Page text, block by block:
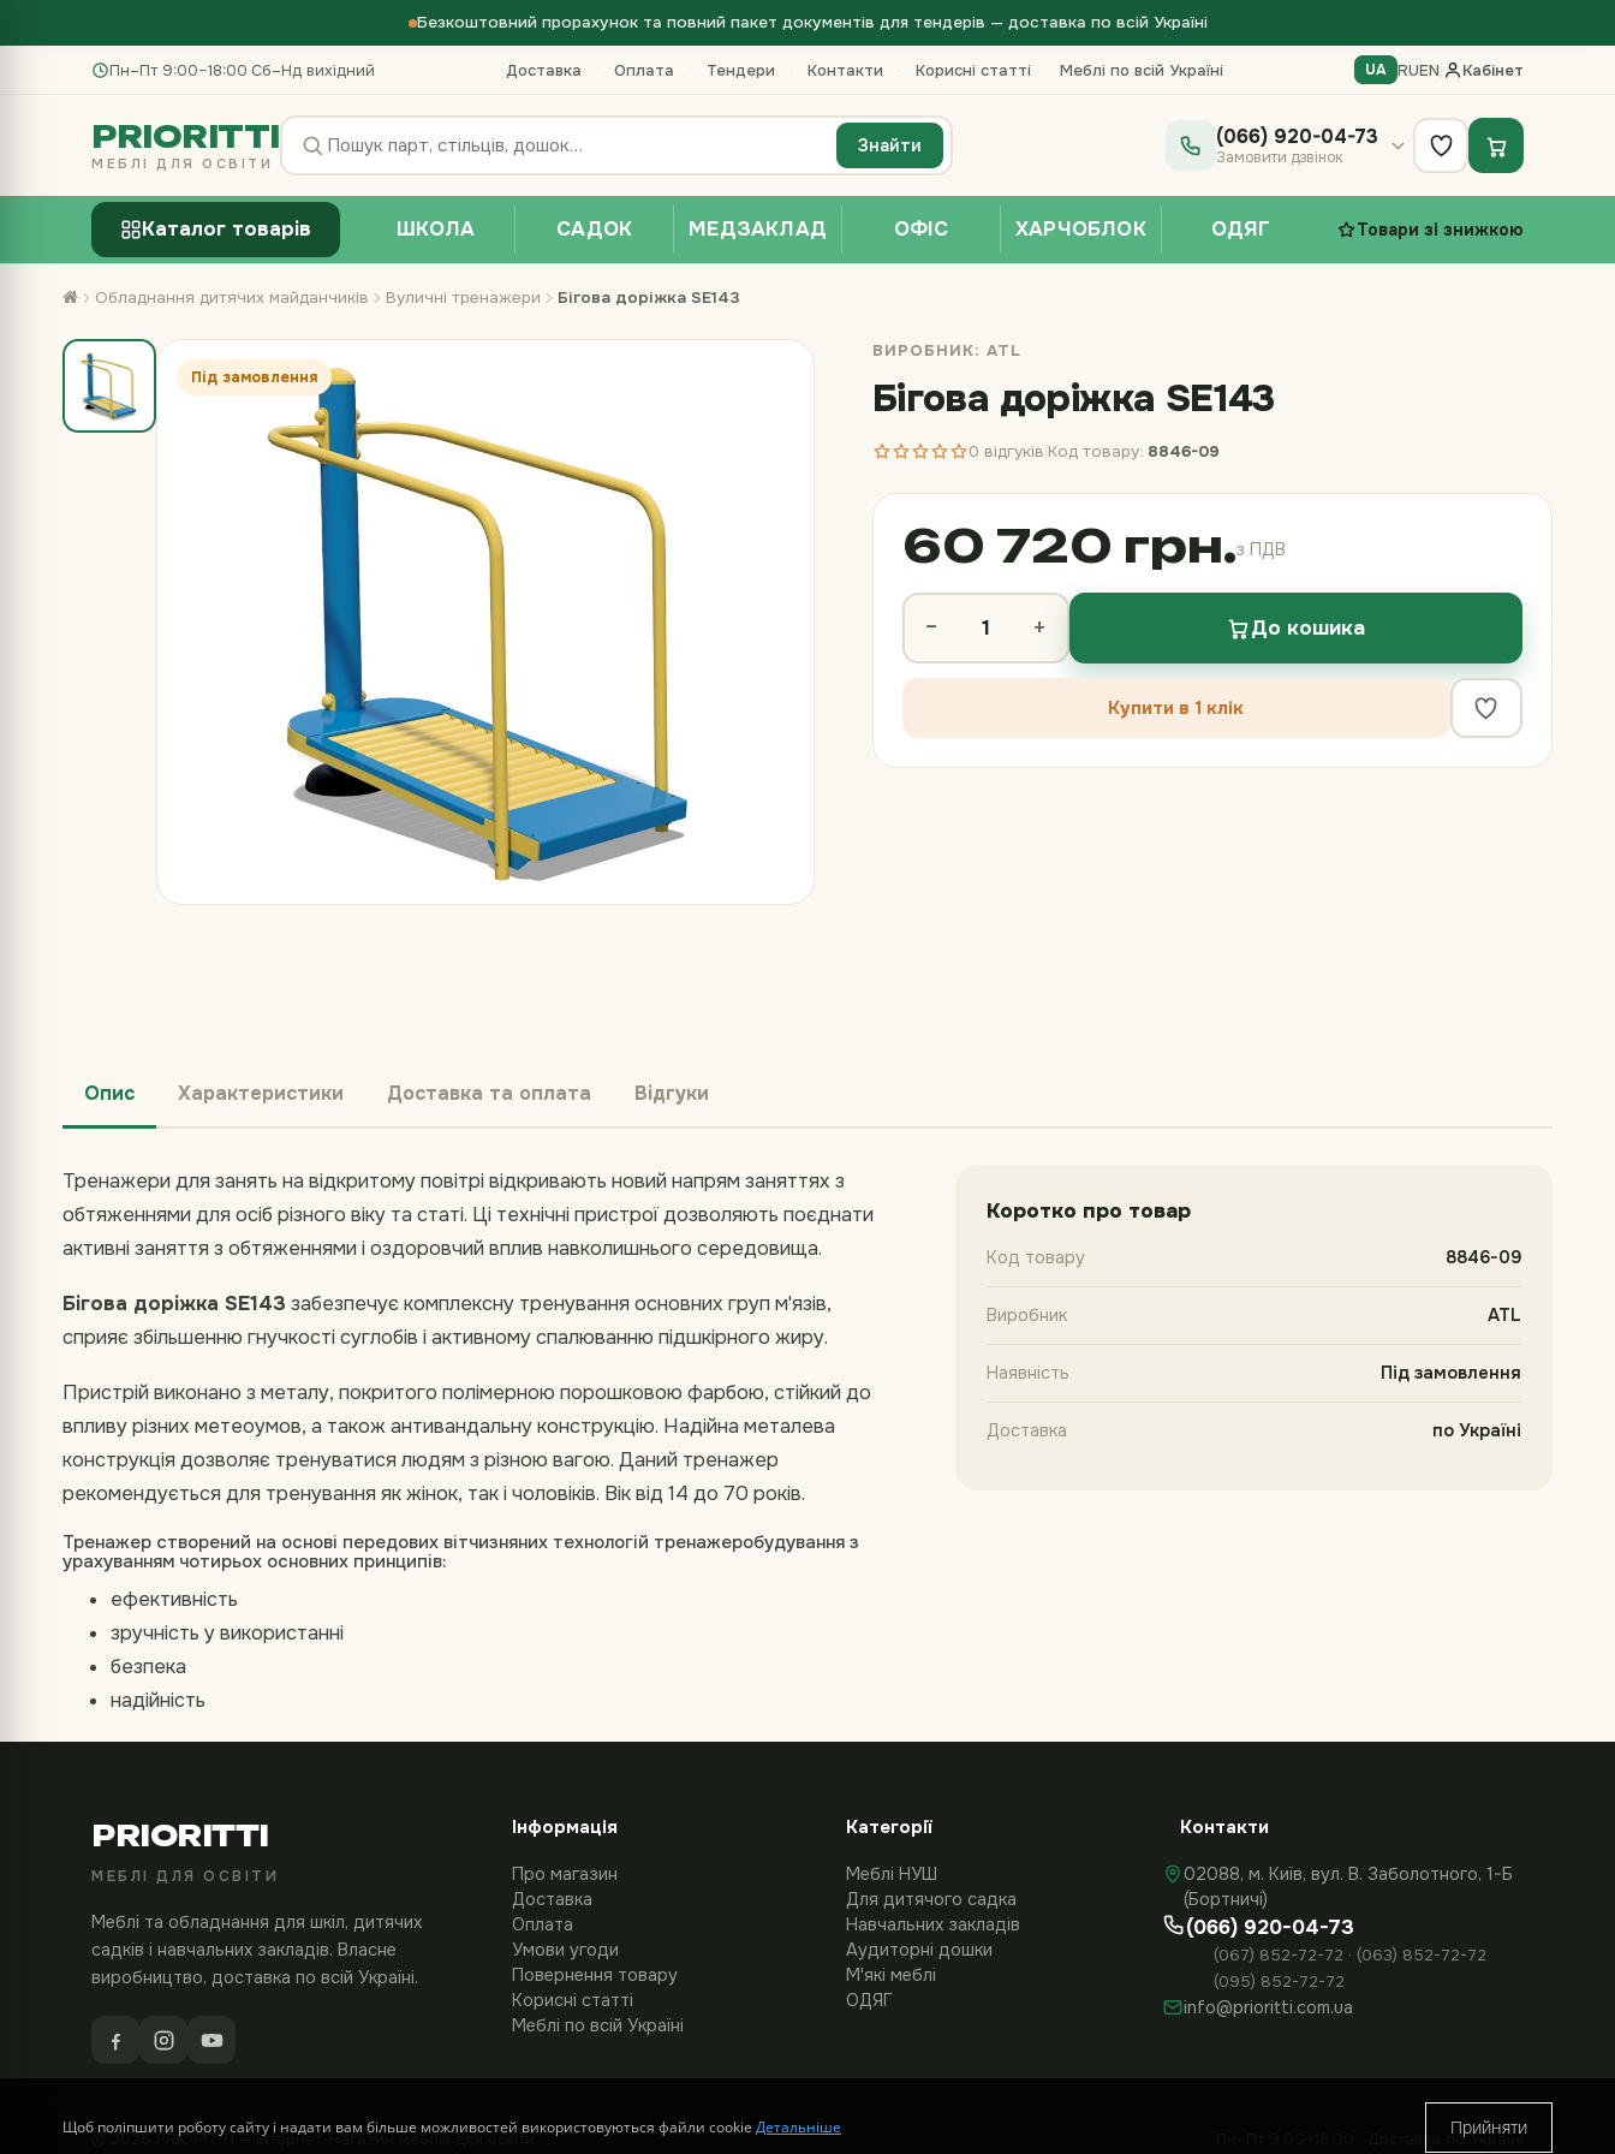
Безкоштовний прорахунок та повний пакет документів для тендерів — доставка по всій Україні
Пн–Пт 9:00–18:00·Сб–Нд вихідний Доставка · Оплата · Тендери · Контакти · Корисні статті Меблі по всій Україні UA RUEN Кабінет
PRIORITTI
МЕБЛІ ДЛЯ ОСВІТИ
Знайти (066) 920-04-73
Замовити дзвінок
Каталог товарів ШКОЛА САДОК МЕДЗАКЛАД ОФІС ХАРЧОБЛОК ОДЯГ Товари зі знижкою
Обладнання дитячих майданчиків Вуличні тренажери Бігова доріжка SE143
Під замовлення
ВИРОБНИК: ATL
Бігова доріжка SE143
0 відгуків Код товару: 8846-09
60 720 грн.з ПДВ
− + До кошика
Купити в 1 клік
Опис Характеристики Доставка та оплата Відгуки
Тренажери для занять на відкритому повітрі відкривають новий напрям заняттях з
обтяженнями для осіб різного віку та статі. Ці технічні пристрої дозволяють поєднати
активні заняття з обтяженнями і оздоровчий вплив навколишнього середовища.
Бігова доріжка SE143 забезпечує комплексну тренування основних груп м'язів,
сприяє збільшенню гнучкості суглобів і активному спалюванню підшкірного жиру.
Пристрій виконано з металу, покритого полімерною порошковою фарбою, стійкий до
впливу різних метеоумов, а також антивандальну конструкцію. Надійна металева
конструкція дозволяє тренуватися людям з різною вагою. Даний тренажер
рекомендується для тренування як жінок, так і чоловіків. Вік від 14 до 70 років.
Тренажер створений на основі передових вітчизняних технологій тренажеробудування з
урахуванням чотирьох основних принципів:
ефективність
зручність у використанні
безпека
надійність
Коротко про товар
Код товару 8846-09
Виробник ATL
Наявність Під замовлення
Доставка по Україні
PRIORITTI
МЕБЛІ ДЛЯ ОСВІТИ
Меблі та обладнання для шкіл, дитячих
садків і навчальних закладів. Власне
виробництво, доставка по всій Україні.
Інформація
Про магазин
Доставка
Оплата
Умови угоди
Повернення товару
Корисні статті
Меблі по всій Україні
Категорії
Меблі НУШ
Для дитячого садка
Навчальних закладів
Аудиторні дошки
М'які меблі
ОДЯГ
Контакти
02088, м. Київ, вул. В. Заболотного, 1-Б
(Бортничі)
(066) 920-04-73
(067) 852-72-72 · (063) 852-72-72
(095) 852-72-72
info@prioritti.com.ua
© 2026 PRIORITTI — інтернет-магазин меблів для освіти Пн–Пт 9:00–18:00 · Доставка по Україні
Щоб поліпшити роботу сайту і надати вам більше можливостей використовуються файли cookie Детальніше Прийняти